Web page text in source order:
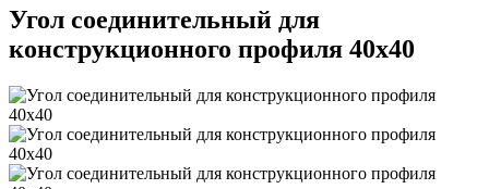
Угол соединительный для
конструкционного профиля 40х40